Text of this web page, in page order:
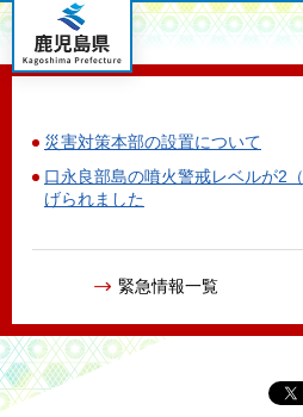
鹿児島県
災害対策本部の設置について
口永良部島の噴火警戒レベルが2
げられました
緊急情報一覧